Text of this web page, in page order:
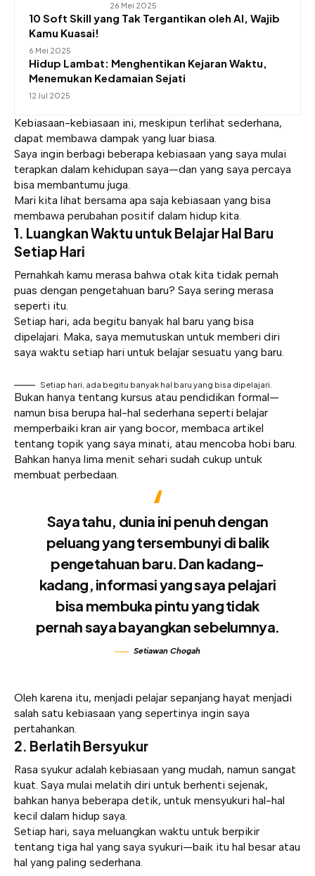
26 Mei 2025
10 Soft Skill yang Tak Tergantikan oleh AI, Wajib
Kamu Kuasai!
6 Mei 2025
Hidup Lambat: Menghentikan Kejaran Waktu,
Menemukan Kedamaian Sejati
12 Jul 2025
Kebiasaan-kebiasaan ini, meskipun terlihat sederhana,
dapat membawa dampak yang luar biasa.
Saya ingin berbagi beberapa kebiasaan yang saya mulai
terapkan dalam kehidupan saya—dan yang saya percaya
bisa membantumu juga.
Mari kita lihat bersama apa saja kebiasaan yang bisa
membawa perubahan positif dalam hidup kita.
1. Luangkan Waktu untuk Belajar Hal Baru
Setiap Hari
Pernahkah kamu merasa bahwa otak kita tidak pernah
puas dengan pengetahuan baru? Saya sering merasa
seperti itu.
Setiap hari, ada begitu banyak hal baru yang bisa
dipelajari. Maka, saya memutuskan untuk memberi diri
saya waktu setiap hari untuk belajar sesuatu yang baru.
Setiap hari, ada begitu banyak hal baru yang bisa dipelajari.
Bukan hanya tentang kursus atau pendidikan formal—
namun bisa berupa hal-hal sederhana seperti belajar
memperbaiki kran air yang bocor, membaca artikel
tentang topik yang saya minati, atau mencoba hobi baru.
Bahkan hanya lima menit sehari sudah cukup untuk
membuat perbedaan.
Saya tahu, dunia ini penuh dengan
peluang yang tersembunyi di balik
pengetahuan baru. Dan kadang-
kadang, informasi yang saya pelajari
bisa membuka pintu yang tidak
pernah saya bayangkan sebelumnya.
Setiawan Chogah
Oleh karena itu, menjadi pelajar sepanjang hayat menjadi
salah satu kebiasaan yang sepertinya ingin saya
pertahankan.
2. Berlatih Bersyukur
Rasa syukur adalah kebiasaan yang mudah, namun sangat
kuat. Saya mulai melatih diri untuk berhenti sejenak,
bahkan hanya beberapa detik, untuk mensyukuri hal-hal
kecil dalam hidup saya.
Setiap hari, saya meluangkan waktu untuk berpikir
tentang tiga hal yang saya syukuri—baik itu hal besar atau
hal yang paling sederhana.